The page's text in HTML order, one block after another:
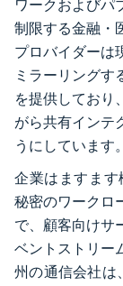
ワークおよびパ
制限する金融・
プロバイダーは
ミラーリングす
を提供しており
がら共有インテ
うにしています。
企業はますます
秘密のワークロ
で、顧客向けサ
ベントストリー
州の通信会社は